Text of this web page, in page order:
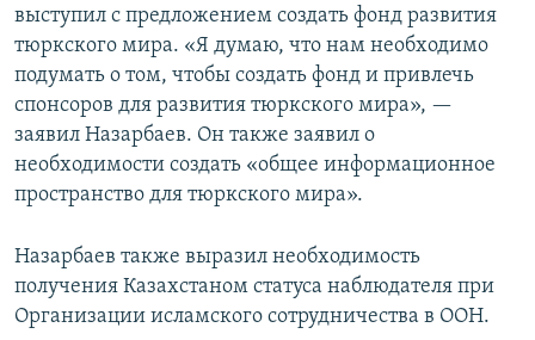
выступил с предложением создать фонд развития
тюркского мира. «Я думаю, что нам необходимо
подумать о том, чтобы создать фонд и привлечь
спонсоров для развития тюркского мира», —
заявил Назарбаев. Он также заявил о
необходимости создать «общее информационное
пространство для тюркского мира».
Назарбаев также выразил необходимость
получения Казахстаном статуса наблюдателя при
Организации исламского сотрудничества в ООН.